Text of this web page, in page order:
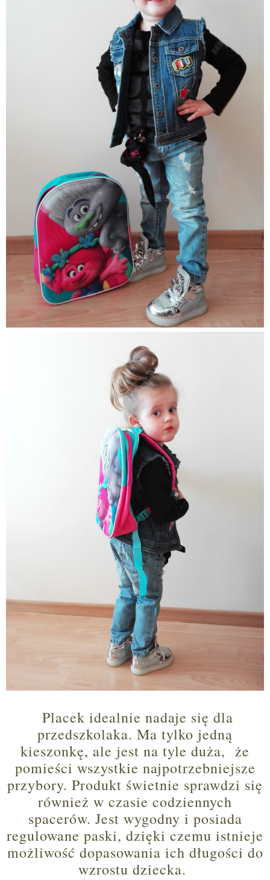
Placek idealnie nadaje się dla
przedszkolaka. Ma tylko jedną
kieszonkę, ale jest na tyle duża, że
pomieści wszystkie najpotrzebniejsze
przybory. Produkt świetnie sprawdzi się
również w czasie codziennych
spacerów. Jest wygodny i posiada
regulowane paski, dzięki czemu istnieje
możliwość dopasowania ich długości do
wzrostu dziecka.